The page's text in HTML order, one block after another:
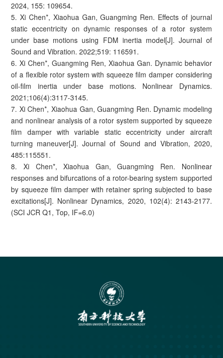
2024, 155: 109654.
5. Xi Chen*, Xiaohua Gan, Guangming Ren. Effects of journal
static eccentricity on dynamic responses of a rotor system
under base motions using FDM inertia model[J]. Journal of
Sound and Vibration. 2022;519: 116591.
6. Xi Chen*, Guangming Ren, Xiaohua Gan. Dynamic behavior
of a flexible rotor system with squeeze film damper considering
oil-film inertia under base motions. Nonlinear Dynamics.
2021;106(4):3117-3145.
7. Xi Chen*, Xiaohua Gan, Guangming Ren. Dynamic modeling
and nonlinear analysis of a rotor system supported by squeeze
film damper with variable static eccentricity under aircraft
turning maneuver[J]. Journal of Sound and Vibration, 2020,
485:115551.
8. Xi Chen*, Xiaohua Gan, Guangming Ren. Nonlinear
responses and bifurcations of a rotor-bearing system supported
by squeeze film damper with retainer spring subjected to base
excitations[J]. Nonlinear Dynamics, 2020, 102(4): 2143-2177.
(SCI JCR Q1, Top, IF=6.0)